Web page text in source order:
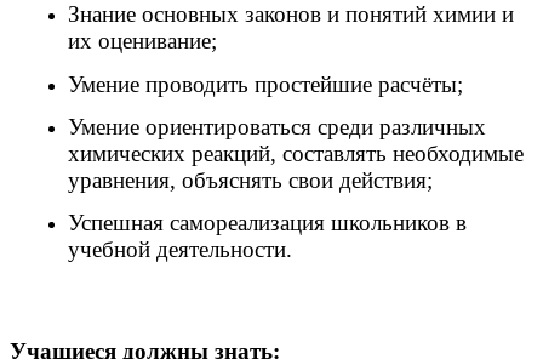
Знание основных законов и понятий химии и
их оценивание;
Умение проводить простейшие расчёты;
Умение ориентироваться среди различных
химических реакций, составлять необходимые
уравнения, объяснять свои действия;
Успешная самореализация школьников в
учебной деятельности.
Учащиеся должны знать: